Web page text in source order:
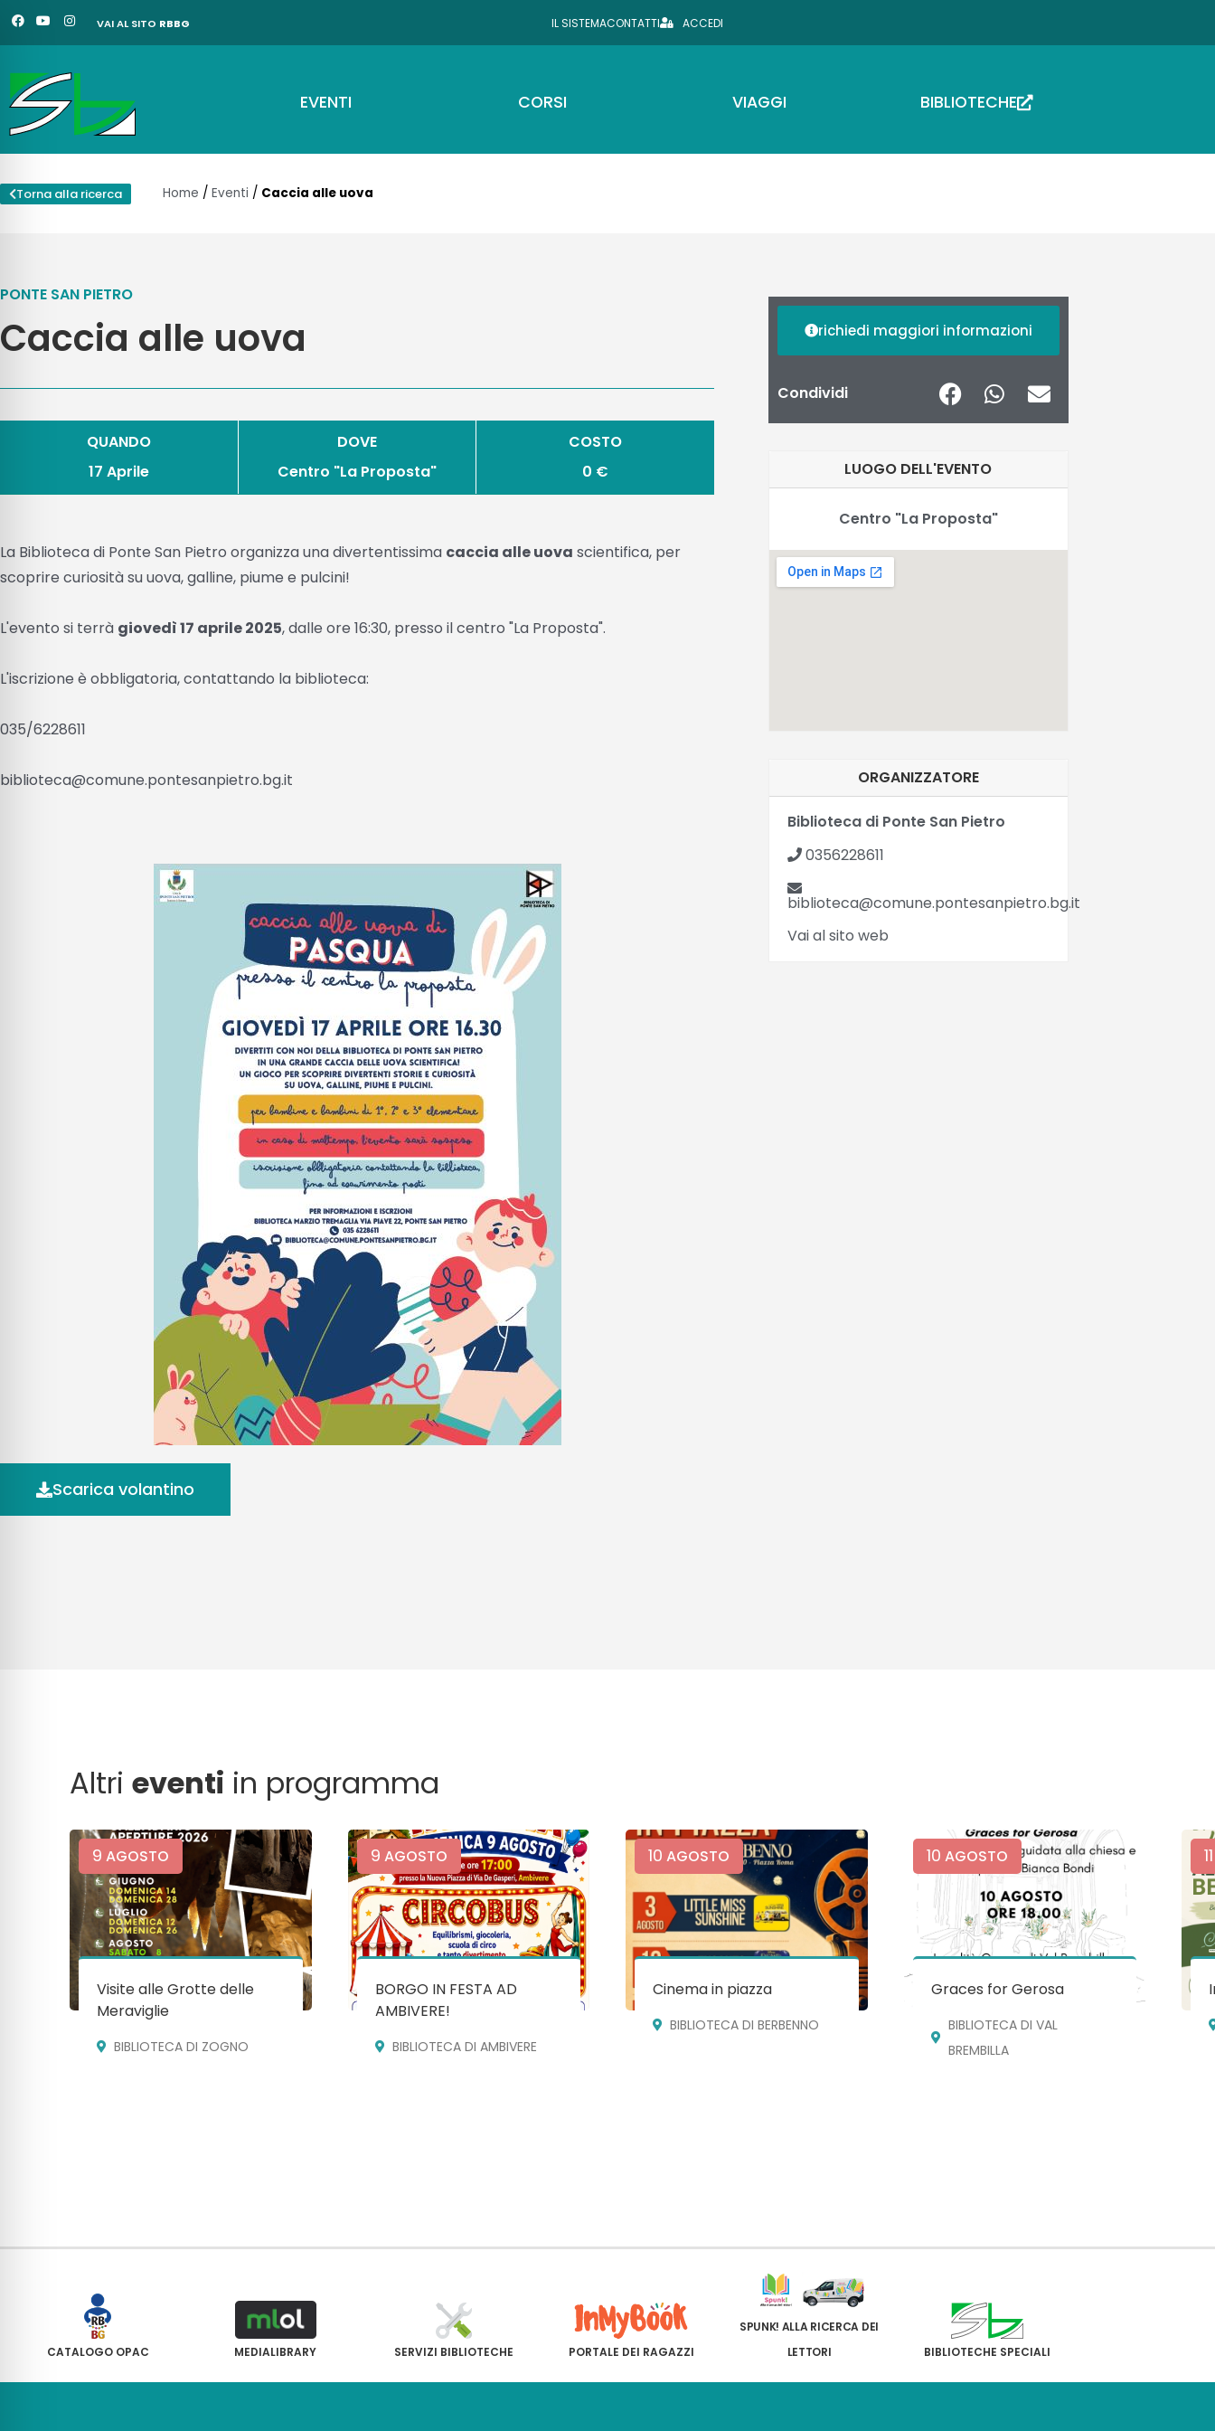
VaiF
a
c
o
o
k
Y
o
u
b
e
I
n
s
g
a
VAI AL SITO RBBG IL SISTEMACONTATTI ACCEDI
EVENTI CORSI VIAGGI BIBLIOTECHE
Torna alla ricerca Home / Eventi / Caccia alle uova
PONTE SAN PIETRO
Caccia alle uova
QUANDO
17 Aprile
DOVE
Centro "La Proposta"
COSTO
0 €
La Biblioteca di Ponte San Pietro organizza una divertentissima caccia alle uova scientifica, per
scoprire curiosità su uova, galline, piume e pulcini!
L'evento si terrà giovedì 17 aprile 2025, dalle ore 16:30, presso il centro "La Proposta".
L'iscrizione è obbligatoria, contattando la biblioteca:
035/6228611
biblioteca@comune.pontesanpietro.bg.it
Scarica volantino
richiedi maggiori informazioni
Condividi
LUOGO DELL'EVENTO
Centro "La Proposta"
ORGANIZZATORE
Biblioteca di Ponte San Pietro
0356228611
biblioteca@comune.pontesanpietro.bg.it
Vai al sito web
Altrieventi in programma
9 AGOSTO
Visite alle Grotte delle
Meraviglie
BIBLIOTECA DI ZOGNO
9 AGOSTO
BORGO IN FESTA AD
AMBIVERE!
BIBLIOTECA DI AMBIVERE
10 AGOSTO
Cinema in piazza
BIBLIOTECA DI BERBENNO
10 AGOSTO
Graces for Gerosa
BIBLIOTECA DI VAL
BREMBILLA
11
CATALOGO OPAC MEDIALIBRARY SERVIZI BIBLIOTECHE PORTALE DEI RAGAZZI
SPUNK! ALLA RICERCA DEI
LETTORI
BIBLIOTECHE SPECIALI